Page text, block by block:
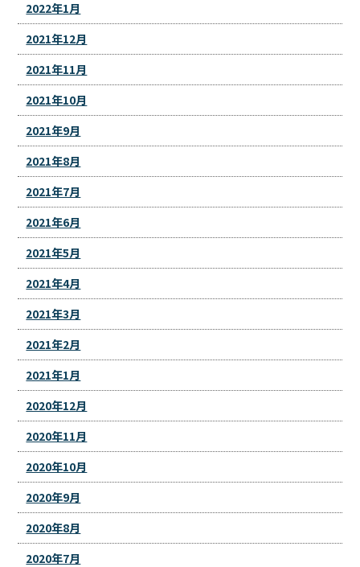
2022年1月
2021年12月
2021年11月
2021年10月
2021年9月
2021年8月
2021年7月
2021年6月
2021年5月
2021年4月
2021年3月
2021年2月
2021年1月
2020年12月
2020年11月
2020年10月
2020年9月
2020年8月
2020年7月